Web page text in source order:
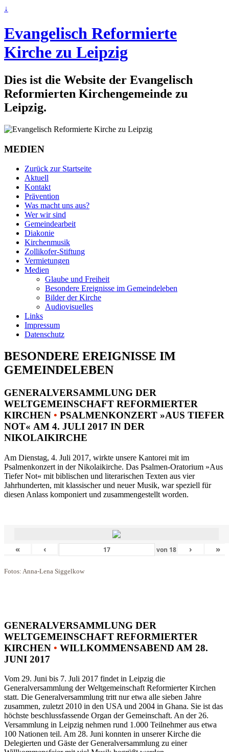
↓
Evangelisch Reformierte
Kirche zu Leipzig
Dies ist die Website der Evangelisch
Reformierten Kirchengemeinde zu
Leipzig.
MEDIEN
Zurück zur Startseite
Aktuell
Kontakt
Prävention
Was macht uns aus?
Wer wir sind
Gemeindearbeit
Diakonie
Kirchenmusik
Zollikofer-Stiftung
Vermietungen
Medien
Glaube und Freiheit
Besondere Ereignisse im Gemeindeleben
Bilder der Kirche
Audiovisuelles
Links
Impressum
Datenschutz
BESONDERE EREIGNISSE IM
GEMEINDELEBEN
GENERALVERSAMMLUNG DER
WELTGEMEINSCHAFT REFORMIERTER
KIRCHEN • PSALMENKONZERT »AUS TIEFER
NOT« AM 4. JULI 2017 IN DER
NIKOLAIKIRCHE
Am Dienstag, 4. Juli 2017, wirkte unsere Kantorei mit im
Psalmenkonzert in der Nikolaikirche. Das Psalmen-Oratorium »Aus
Tiefer Not« mit biblischen und literarischen Texten aus vier
Jahrhunderten, mit klassischer und neuer Musik, war speziell für
diesen Anlass komponiert und zusammengestellt worden.
« ‹ von 18 › »
Fotos: Anna-Lena Siggelkow
GENERALVERSAMMLUNG DER
WELTGEMEINSCHAFT REFORMIERTER
KIRCHEN • WILLKOMMENSABEND AM 28.
JUNI 2017
Vom 29. Juni bis 7. Juli 2017 findet in Leipzig die
Generalversammlung der Weltgemeinschaft Reformierter Kirchen
statt. Die Generalversammlung tritt nur etwa alle sieben Jahre
zusammen, zuletzt 2010 in den USA und 2004 in Ghana. Sie ist das
höchste beschlussfassende Organ der Gemeinschaft. An der 26.
Versammlung in Leipzig nehmen rund 1.000 Teilnehmer aus etwa
100 Nationen teil. Am 28. Juni konnten in unserer Kirche die
Delegierten und Gäste der Generalversammlung zu einer